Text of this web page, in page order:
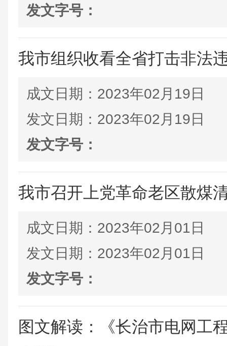
发文字号：
我市组织收看全省打击非法
成文日期： 2023年02月19日
发文日期： 2023年02月19日
发文字号：
我市召开上党革命老区散煤
成文日期： 2023年02月01日
发文日期： 2023年02月01日
发文字号：
图文解读：《长治市电网工